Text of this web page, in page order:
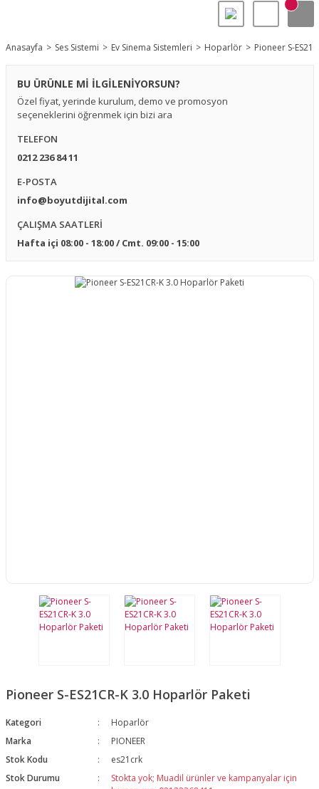
Anasayfa Ses Sistemi Ev Sinema Sistemleri Hoparlör Pioneer S-
BU ÜRÜNLE Mİ İLGİLENİYORSUN?
Özel fiyat, yerinde kurulum, demo ve promosyon
seçeneklerini öğrenmek için bizi ara
TELEFON
0212 236 84 11
E-POSTA
info@boyutdijital.com
ÇALIŞMA SAATLERİ
Hafta içi 08:00 - 18:00 / Cmt. 09:00 - 15:00
Pioneer S-ES21CR-K 3.0 Hoparlör Paketi
Kategori
Hoparlör
Marka
PIONEER
Stok Kodu
es21crk
Stok Durumu
Stokta yok; Muadil ürünler ve kampanyalar için